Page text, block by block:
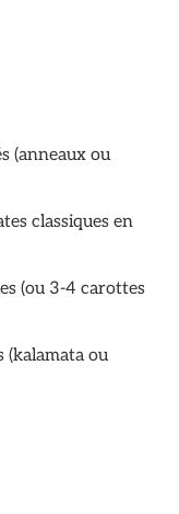
(anneaux ou
classiques en
(ou 3-4 carottes
(kalamata ou